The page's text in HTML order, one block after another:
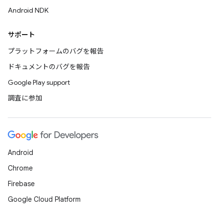
Android NDK
サポート
プラットフォームのバグを報告
ドキュメントのバグを報告
Google Play support
調査に参加
Android
Chrome
Firebase
Google Cloud Platform